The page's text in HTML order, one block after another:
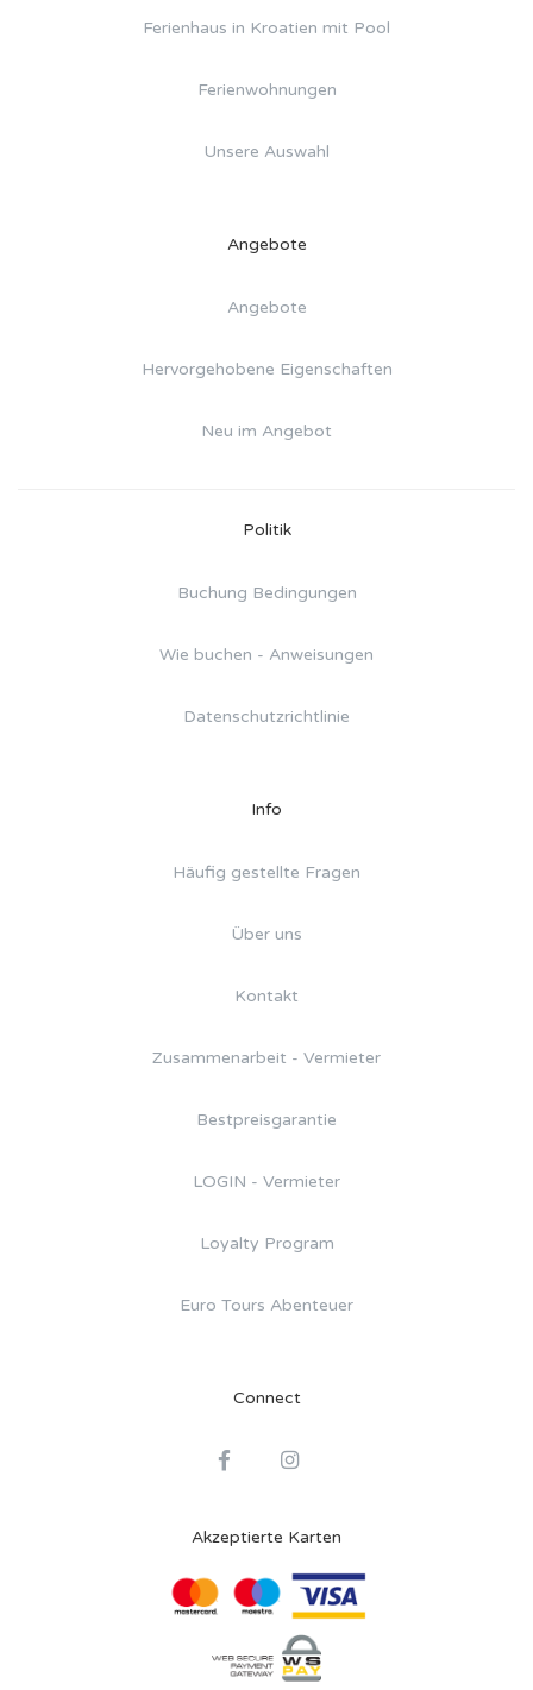
Ferienhaus in Kroatien mit Pool
Ferienwohnungen
Unsere Auswahl
Angebote
Angebote
Hervorgehobene Eigenschaften
Neu im Angebot
Politik
Buchung Bedingungen
Wie buchen - Anweisungen
Datenschutzrichtlinie
Info
Häufig gestellte Fragen
Über uns
Kontakt
Zusammenarbeit - Vermieter
Bestpreisgarantie
LOGIN - Vermieter
Loyalty Program
Euro Tours Abenteuer
Connect
Akzeptierte Karten